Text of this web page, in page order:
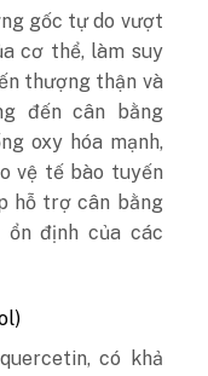
gốc tự do vượt
cơ thể, làm suy
thượng thận và
đến cân bằng
oxy hóa mạnh,
vệ tế bào tuyến
hỗ trợ cân bằng
ổn định của các
có khả